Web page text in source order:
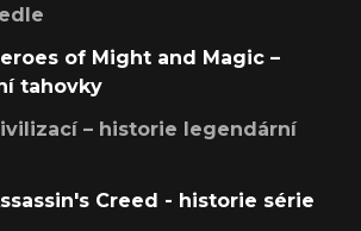
of Might and Magic –
tahovky
– historie legendární
Creed - historie série